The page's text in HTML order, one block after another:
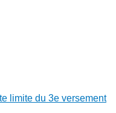
limite du 3e versement